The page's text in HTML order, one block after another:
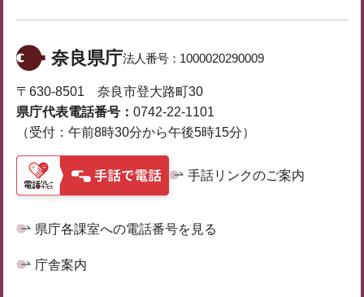
奈良県庁法人番号： 1000020290009
〒630-8501 奈良市登大路町30
県庁代表電話番号： 0742-22-1101
（受付：午前8時30分から午後5時15分）
手話リンクのご案内
県庁各課室への電話番号を見る
庁舎案内